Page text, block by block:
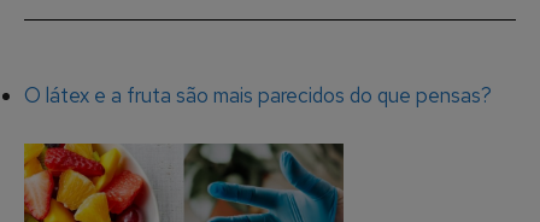
O látex e a fruta são mais parecidos do que pensas?